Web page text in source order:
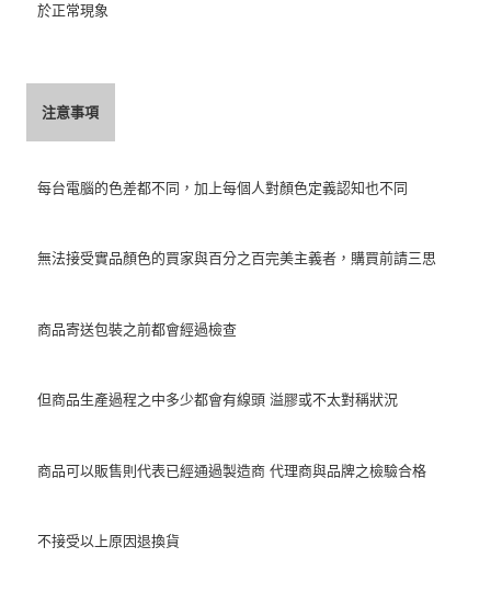
於正常現象
注意事項
每台電腦的色差都不同，加上每個人對顏色定義認知也不同
無法接受實品顏色的買家與百分之百完美主義者，購買前請三思
商品寄送包裝之前都會經過檢查
但商品生產過程之中多少都會有線頭 溢膠或不太對稱狀況
商品可以販售則代表已經通過製造商 代理商與品牌之檢驗合格
不接受以上原因退換貨